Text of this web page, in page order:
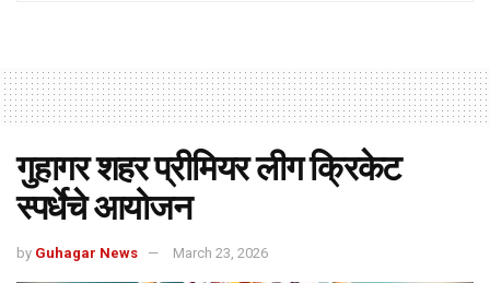
गुहागर शहर प्रीमियर लीग क्रिकेट
स्पर्धेचे आयोजन
by Guhagar News March 23, 2026